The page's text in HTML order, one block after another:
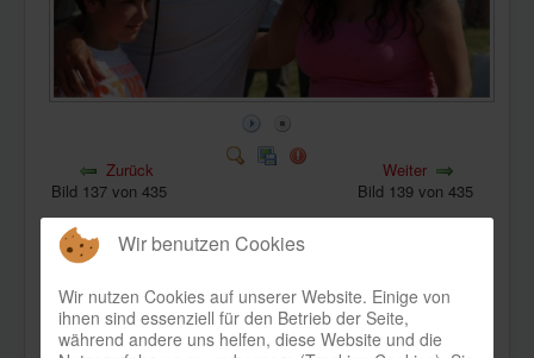
Zurück
Bild 137 von 435
Weiter
Bild 139 von 435
Bild-Informationen
Wir benutzen Cookies
Wir nutzen Cookies auf unserer Website. Einige von
ihnen sind essenziell für den Betrieb der Seite,
während andere uns helfen, diese Website und die